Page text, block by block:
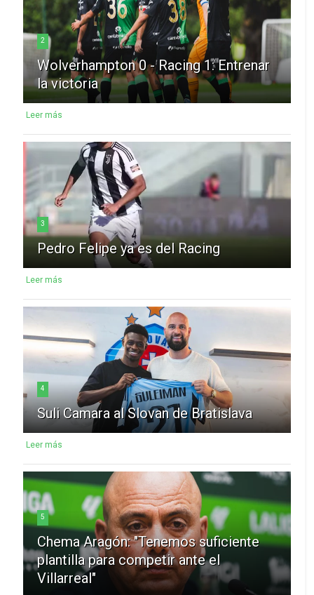
2
Wolverhampton 0 - Racing 1: Entrenar
la victoria
Leer más
3
Pedro Felipe ya es del Racing
Leer más
4
Suli Camara al Slovan de Bratislava
Leer más
5
Chema Aragón: "Tenemos suficiente
plantilla para competir ante el
Villarreal"